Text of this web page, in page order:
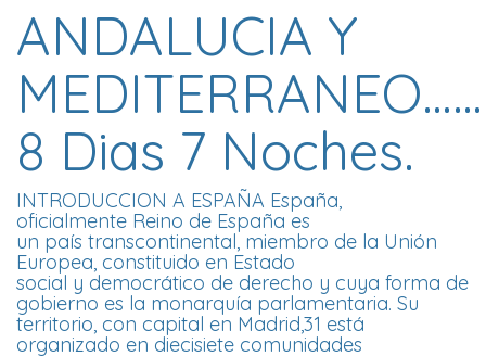
ANDALUCIA Y
8 Dias 7 Noches.
INTRODUCCION A ESPAÑA España,
oficialmente Reino de España es
un país transcontinental, miembro de la Unión
Europea, constituido en Estado
social y democrático de derecho y cuya forma de
gobierno es la monarquía parlamentaria. Su
territorio, con capital en Madrid,31​ está
organizado en diecisiete comunidades